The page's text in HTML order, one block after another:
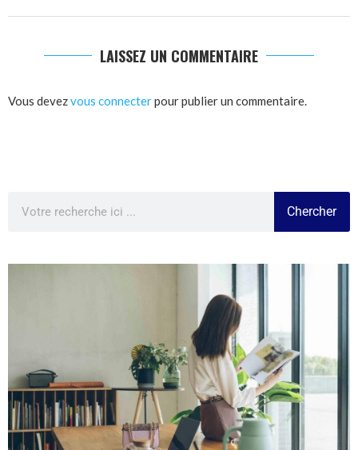
LAISSEZ UN COMMENTAIRE
Vous devezvous connecterpour publier un commentaire.
Chercher